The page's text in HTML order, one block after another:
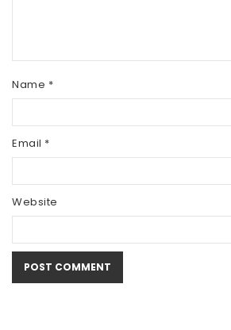
Name *
Email *
Website